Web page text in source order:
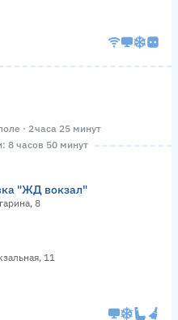
· 2 часа 25 минут
8 часов 50 минут
"ЖД вокзал"
8
11